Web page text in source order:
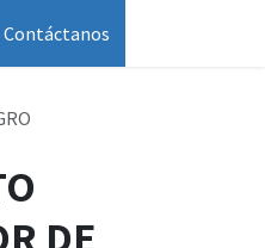
Contáctanos
DE